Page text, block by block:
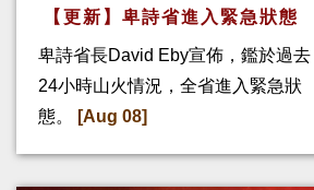
【更新】卑詩省進入緊急狀態
卑詩省長David Eby宣佈，鑑於過去
24小時山火情況，全省進入緊急狀
態。
[Aug 08]